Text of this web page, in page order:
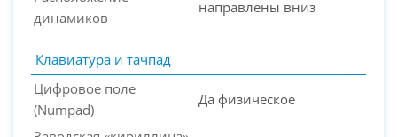
динамиков
направлены вниз
Клавиатура и тачпад
Цифровое поле
(Numpad)
Да физическое